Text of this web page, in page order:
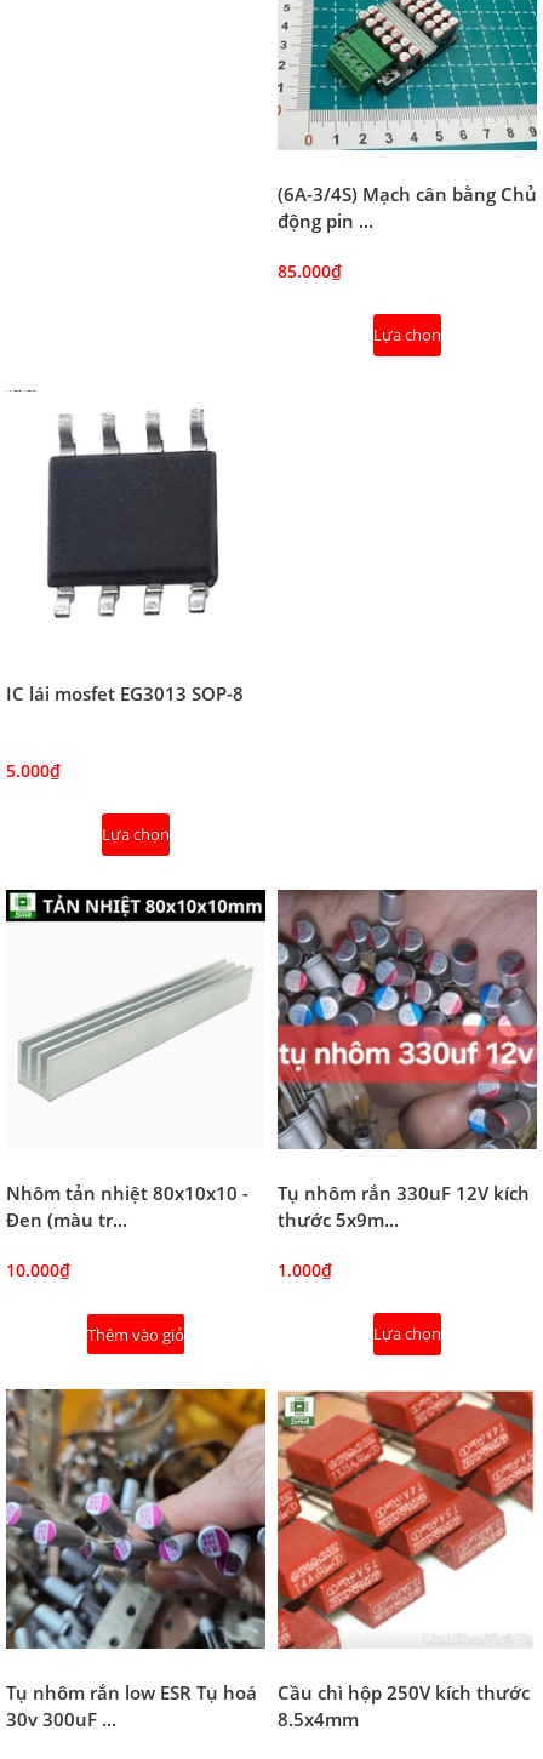
(6A-3/4S) Mạch cân bằng Chủ
động pin ...
85.000₫
Lựa chọn
IC lái mosfet EG3013 SOP-8
5.000₫
Lựa chọn
Nhôm tản nhiệt 80x10x10 -
Đen (màu tr...
10.000₫
Thêm vào giỏ
Tụ nhôm rắn 330uF 12V kích
thước 5x9m...
1.000₫
Lựa chọn
Tụ nhôm rắn low ESR Tụ hoá
30v 300uF ...
Cầu chì hộp 250V kích thước
8.5x4mm